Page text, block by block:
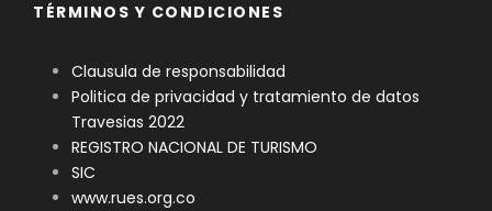
TÉRMINOS Y CONDICIONES
Clausula de responsabilidad
Politica de privacidad y tratamiento de datos
Travesias 2022
REGISTRO NACIONAL DE TURISMO
SIC
www.rues.org.co